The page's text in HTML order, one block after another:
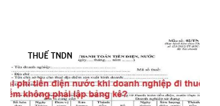
THUẾ TNDN